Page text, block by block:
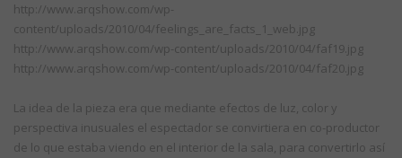
http://www.arqshow.com/wp-
content/uploads/2010/04/feelings_are_facts_1_web.jpg
http://www.arqshow.com/wp-content/uploads/2010/04/faf19.jpg
http://www.arqshow.com/wp-content/uploads/2010/04/faf20.jpg
La idea de la pieza era que mediante efectos de luz, color y
perspectiva inusuales el espectador se convirtiera en co-productor
de lo que estaba viendo en el interior de la sala, para convertirlo así